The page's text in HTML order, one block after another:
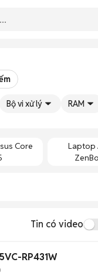
Bộ vi xử lý RAM
Core
Laptop
Tin có video
RP431W